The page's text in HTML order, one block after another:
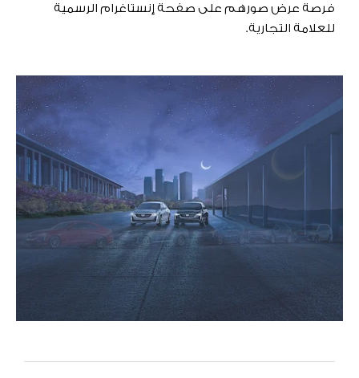
فرصة عرض صورهم على صفحة إنستاغرام الرسمية
للعلامة التجارية.